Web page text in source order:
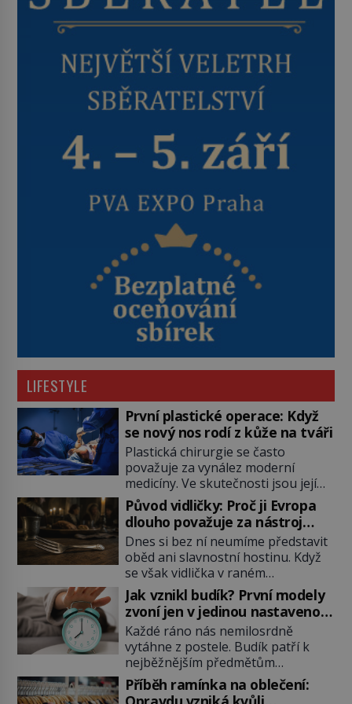
LIFESTYLE
První plastické operace: Když
se nový nos rodí z kůže na tváři
Plastická chirurgie se často
považuje za vynález moderní
medicíny. Ve skutečnosti jsou její
kořeny staré více než dva a půl
tisíce let. V dobách, kdy ještě
neexistují antibiotika ani anestezie,
se odvážní lékaři pokoušejí vracet
lidem tváře znetvořené válkou,
tresty nebo nehodami. Jejich
metody jsou překvapivě
promyšlené a některé principy
používají chirurgové dodnes. Úplně
první […]
Původ vidličky: Proč ji Evropa
dlouho považuje za nástroj
samotného satana?
Dnes si bez ní neumíme představit
oběd ani slavnostní hostinu. Když
se však vidlička v raném
středověku objevuje na evropských
stolech, vzbuzuje pohoršení,
posměch i strach. Mnozí duchovní ji
označují za projev pýchy a
zbytečného přepychu, někteří
dokonce za nástroj ďábla. Trvá
téměř sedm století, než se z
opovrhovaného předmětu stává
Jak vznikl budík? První modely
zvoní jen v jedinou nastavenou
hodinu
Každé ráno nás nemilosrdně
vytáhne z postele. Budík patří k
nejběžnějším předmětům
domácnosti, jeho cesta k dnešní
podobě je ale překvapivě dlouhá.
Příběh ramínka na oblečení: